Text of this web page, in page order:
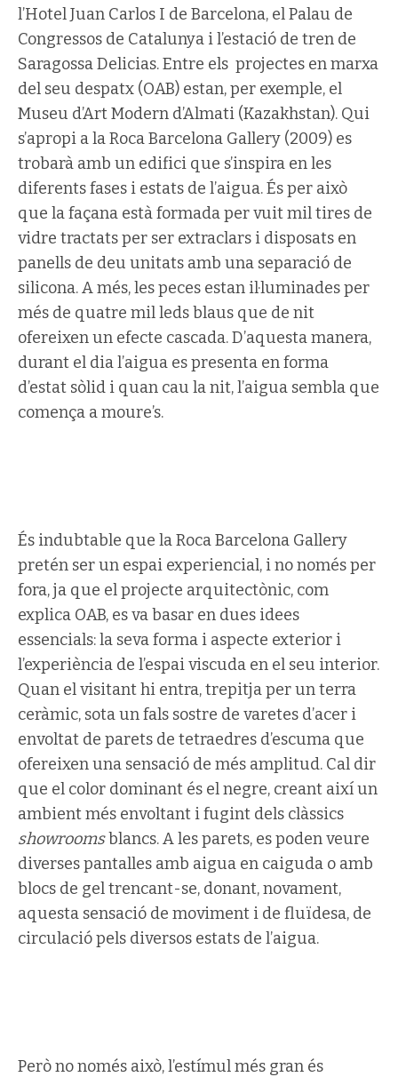
l’Hotel Juan Carlos I de Barcelona, el Palau de
Congressos de Catalunya i l’estació de tren de
Saragossa Delicias. Entre els projectes en marxa
del seu despatx (OAB) estan, per exemple, el
Museu d’Art Modern d’Almati (Kazakhstan). Qui
s’apropi a la Roca Barcelona Gallery (2009) es
trobarà amb un edifici que s’inspira en les
diferents fases i estats de l’aigua. És per això
que la façana està formada per vuit mil tires de
vidre tractats per ser extraclars i disposats en
panells de deu unitats amb una separació de
silicona. A més, les peces estan il·luminades per
més de quatre mil leds blaus que de nit
ofereixen un efecte cascada. D’aquesta manera,
durant el dia l’aigua es presenta en forma
d’estat sòlid i quan cau la nit, l’aigua sembla que
comença a moure’s.
És indubtable que la Roca Barcelona Gallery
pretén ser un espai experiencial, i no només per
fora, ja que el projecte arquitectònic, com
explica OAB, es va basar en dues idees
essencials: la seva forma i aspecte exterior i
l’experiència de l’espai viscuda en el seu interior.
Quan el visitant hi entra, trepitja per un terra
ceràmic, sota un fals sostre de varetes d’acer i
envoltat de parets de tetraedres d’escuma que
ofereixen una sensació de més amplitud. Cal dir
que el color dominant és el negre, creant així un
ambient més envoltant i fugint dels clàssics
showroomsblancs. A les parets, es poden veure
diverses pantalles amb aigua en caiguda o amb
blocs de gel trencant-se, donant, novament,
aquesta sensació de moviment i de fluïdesa, de
circulació pels diversos estats de l’aigua.
Però no només això, l’estímul més gran és